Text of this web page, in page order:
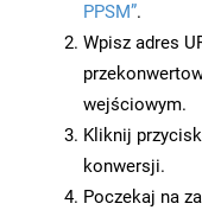
PPSM”.
Wpisz adres
wejściowym.
Kliknij
konwersji.
Poczekaj na